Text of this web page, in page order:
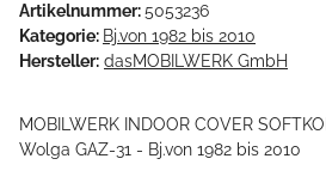
Artikelnummer:5053236
Kategorie: Bj.von 1982 bis 2010
Hersteller: dasMOBILWERK GmbH
MOBILWERK INDOOR COVER
Wolga GAZ-31 - Bj.von 1982 bis 2010